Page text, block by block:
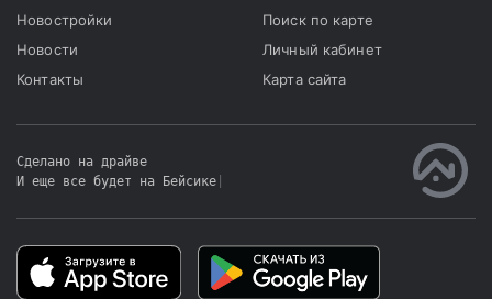
Новостройки
Новости
Контакты
Поиск по карте
Личный кабинет
Карта сайта
Сделано на драйве
И еще все будет на Бейсике